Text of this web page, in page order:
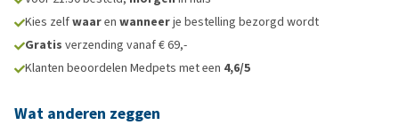
Kies zelfwaaren wanneerje bestelling bezorgd wordt
Gratis verzending vanaf € 69,-
Klanten beoordelen Medpets met een 4,6/5
Wat anderen zeggen